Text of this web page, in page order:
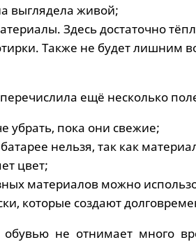
выглядела живой;
Здесь достаточно
Также не будет лишним
ещё несколько
убрать, пока они свежие;
нельзя, так как
цвет;
материалов можно
которые создают
не отнимает много